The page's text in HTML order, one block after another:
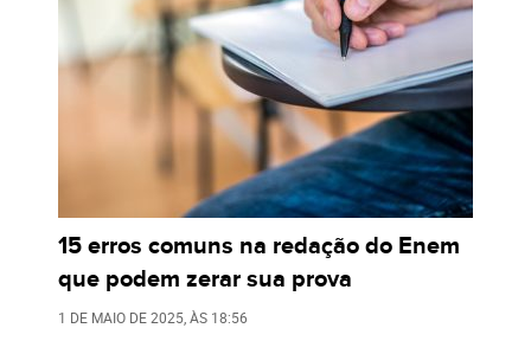
15 erros comuns na redação do Enem
que podem zerar sua prova
1 DE MAIO DE 2025 , ÀS 18:56